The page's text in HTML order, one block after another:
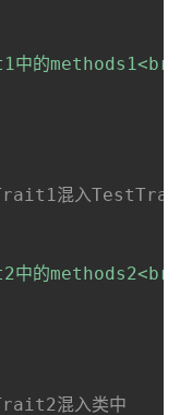
中的
混入
中的
混入类中